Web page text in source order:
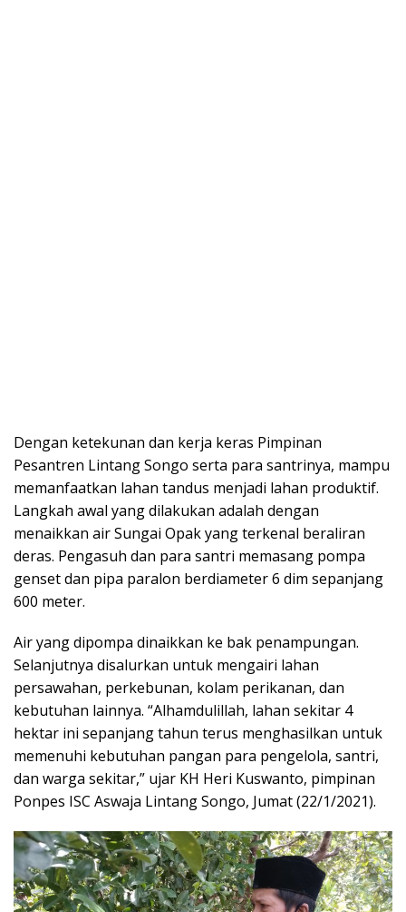
Dengan ketekunan dan kerja keras Pimpinan
Pesantren Lintang Songo serta para santrinya, mampu
memanfaatkan lahan tandus menjadi lahan produktif.
Langkah awal yang dilakukan adalah dengan
menaikkan air Sungai Opak yang terkenal beraliran
deras. Pengasuh dan para santri memasang pompa
genset dan pipa paralon berdiameter 6 dim sepanjang
600 meter.
Air yang dipompa dinaikkan ke bak penampungan.
Selanjutnya disalurkan untuk mengairi lahan
persawahan, perkebunan, kolam perikanan, dan
kebutuhan lainnya. “Alhamdulillah, lahan sekitar 4
hektar ini sepanjang tahun terus menghasilkan untuk
memenuhi kebutuhan pangan para pengelola, santri,
dan warga sekitar,” ujar KH Heri Kuswanto, pimpinan
Ponpes ISC Aswaja Lintang Songo, Jumat (22/1/2021).